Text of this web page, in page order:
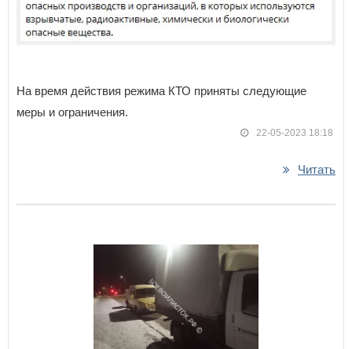
На время действия режима КТО приняты следующие
меры и ограничения.
22-05-2023 18:18
Читать